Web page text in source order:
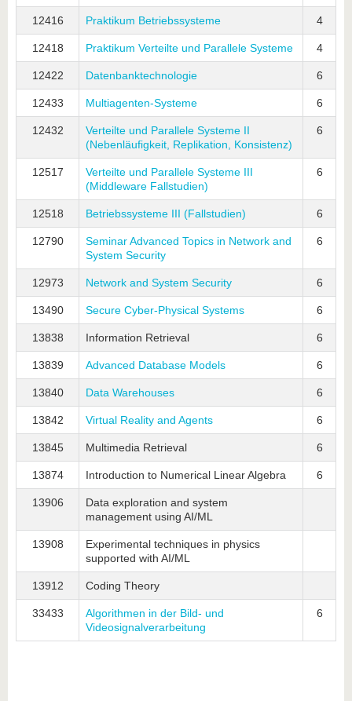
12416 Praktikum Betriebssysteme 4
12418 Praktikum Verteilte und Parallele Systeme 4
12422 Datenbanktechnologie 6
12433 Multiagenten-Systeme 6
12432
Verteilte und Parallele Systeme II
(Nebenläufigkeit, Replikation, Konsistenz)
6
12517
Verteilte und Parallele Systeme III
(Middleware Fallstudien)
6
12518 Betriebssysteme III (Fallstudien) 6
12790
Seminar Advanced Topics in Network and
System Security
6
12973 Network and System Security 6
13490 Secure Cyber-Physical Systems 6
13838 Information Retrieval 6
13839 Advanced Database Models 6
13840 Data Warehouses 6
13842 Virtual Reality and Agents 6
13845 Multimedia Retrieval 6
13874 Introduction to Numerical Linear Algebra 6
13906
Data exploration and system
management using AI/ML
13908
Experimental techniques in physics
supported with AI/ML
13912 Coding Theory
33433
Algorithmen in der Bild- und
Videosignalverarbeitung
6